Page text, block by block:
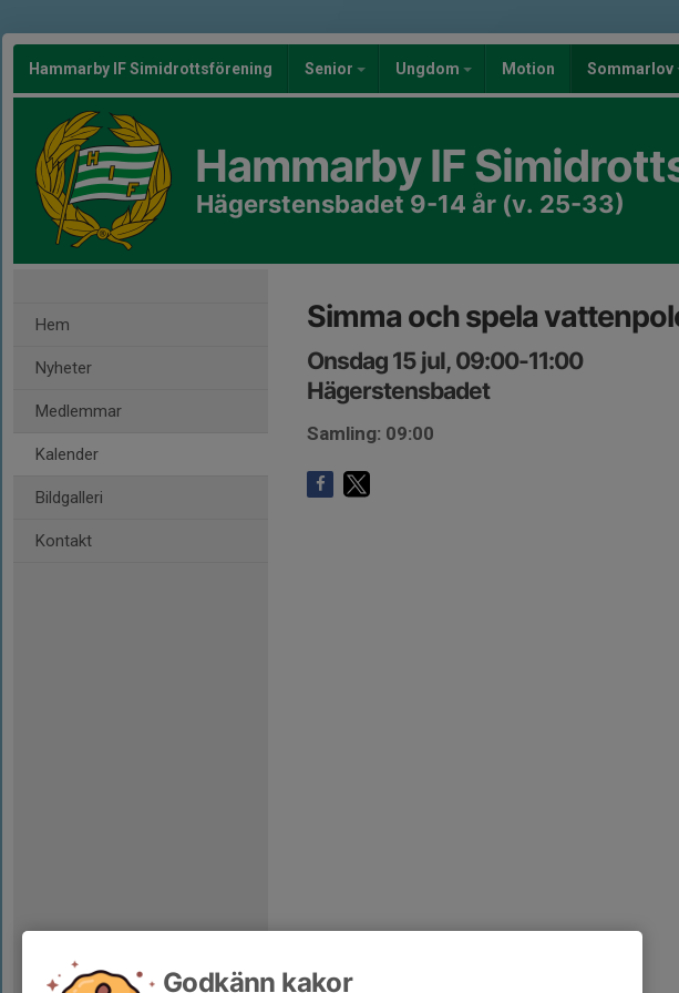
Hammarby IF Simidrottsförening Senior Ungdom Motion Sommarlov
Hammarby IF
Hägerstensbadet 9-14 år (v. 25-33)
Hem
Nyheter
Medlemmar
Kalender
Bildgalleri
Kontakt
Simma och spela
Onsdag 15 jul, 09:00-11:00
Hägerstensbadet
Samling: 09:00
Godkänn kakor